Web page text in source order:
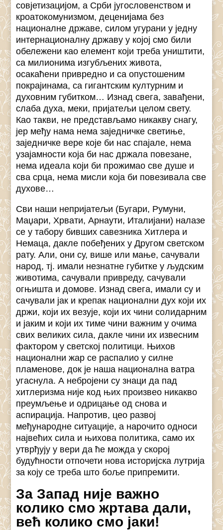
совјетизацијом, а Срби југословенством и
кроатокомунизмом, деценијама без
националне државе, силом угурани у једну
интернационалну државу у којој смо били
обележени као елемент који треба уништити,
са милионима изгубљених живота,
осакаћени привредно и са опустошеним
покрајинама, са гигантским културним и
духовним губитком… Изнад свега, завађени,
слаба духа, меки, пријатељи целом свету.
Као такви, не представљамо никакву снагу,
јер међу нама нема заједничке светиње,
заједничке вере које би нас спајале, нема
узајамности која би нас држала повезане,
нема идеала који би прожимао све душе и
сва срца, нема мисли која би повезивала све
духове…
Сви наши непријатељи (Бугари, Румуни,
Маџари, Хрвати, Арнаути, Италијани) налазе
се у табору бивших савезника Хитлера и
Немаца, дакле побеђених у Другом светском
рату. Али, они су, више или мање, сачували
народ, тј. имали незнатне губитке у људским
животима, сачували привреду, сачували
огњишта и домове. Изнад свега, имали су и
сачували јак и крепак национални дух који их
држи, који их везује, који их чини солидарним
и јаким и који их тиме чини важним у очима
свих великих сила, дакле чини их извесним
фактором у светској политици. Њихов
национални жар се распалио у силне
пламенове, док је наша национална ватра
угаснула. А небројени су знаци да пад
хитлеризма није код њих произвео никакво
преумљење и одрицање од снова и
аспирација. Напротив, цео развој
међународне ситуације, а нарочито односи
највећих сила и њихова политика, само их
утврђују у вери да ће можда у скорој
будућности отпочети нова историјска лутрија
за коју се треба што боље припремити.
За Запад није важно
кoлико смо жртава дали,
већ колико смо јаки!